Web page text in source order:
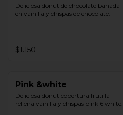
Deliciosa donut de chocolate bañada
en vainilla y chispas de chocolate.
$1.150
Pink &white
Deliciosa donut cobertura frutilla
rellena vainilla y chispas pink 6 white.